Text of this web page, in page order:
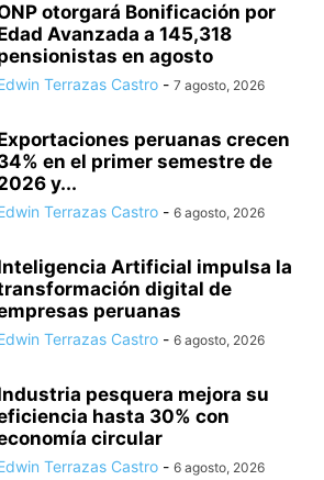
otorgará Bonificación por
Avanzada a 145,318
en agosto
Terrazas Castro - 7 agosto, 2026
peruanas crecen
en el primer semestre de
y...
Terrazas Castro - 6 agosto, 2026
Artificial impulsa la
digital de
peruanas
Terrazas Castro - 6 agosto, 2026
pesquera mejora su
hasta 30% con
circular
Terrazas Castro - 6 agosto, 2026